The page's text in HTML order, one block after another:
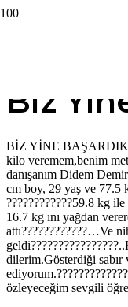
Biz
BİZ YİNE
kilo veremem,benim
danışanım Didem
cm boy, 29 yaş ve 77.5
????????????59.8 kg
16.7 kg ını yağdan
attı????????????…Ve
dilerim.Gösterdiği
özleyeceğim sevgili